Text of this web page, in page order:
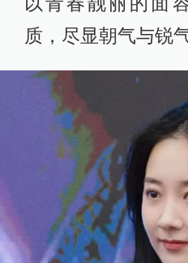
质，尽显朝气与锐气